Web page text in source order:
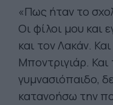
«Πως ήταν το
Οι φίλοι μου και
και τον Λακάν.
Μποντριγιάρ.
γυμνασιόπαιδο,
κατανοήσω την